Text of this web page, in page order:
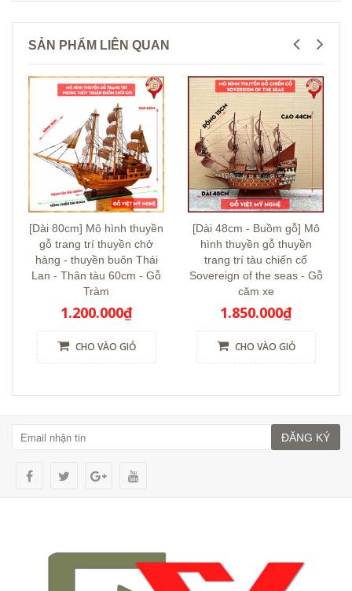
SẢN PHẨM LIÊN QUAN
[Dài 80cm] Mô hình thuyền
gỗ trang trí thuyền chở
hàng - thuyền buôn Thái
Lan - Thân tàu 60cm - Gỗ
Tràm
1.200.000₫
CHO VÀO GIỎ
[Dài 48cm - Buồm gỗ] Mô
hình thuyền gỗ thuyền
trang trí tàu chiến cổ
Sovereign of the seas - Gỗ
căm xe
1.850.000₫
CHO VÀO GIỎ
ĐĂNG KÝ